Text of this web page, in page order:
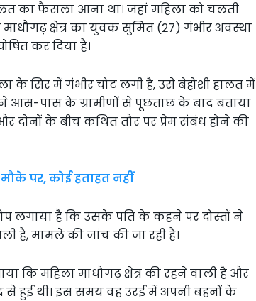
का फैसला आना था। जहां महिला को चलती
क्षेत्र का युवक सुमित (27) गंभीर अवस्था
कर दिया है।
के सिर में गंभीर चोट लगी है, उसे बेहोशी हालत में
आस-पास के ग्रामीणों से पूछताछ के बाद बताया
के बीच कथित तौर पर प्रेम संबंध होने की
पर, कोई हताहत नहीं
लगाया है कि उसके पति के कहने पर दोस्तों ने
है, मामले की जांच की जा रही है।
कि महिला माधौगढ़ क्षेत्र की रहने वाली है और
से हुई थी। इस समय वह उरई में अपनी बहनों के